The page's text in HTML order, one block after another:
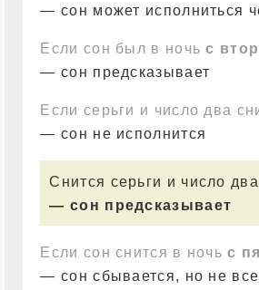
— сон может исполниться
Если сон был в ночьс
— сон предсказывает
Если серьги и число два
— сон не исполнится
Снится серьги и число
— сон предсказывает
Если сон снится в ночьс
— сон сбывается, но не